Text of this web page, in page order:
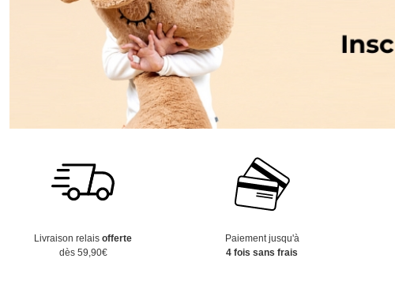
Livraison relaisofferte
dès 59,90€
Paiement jusqu'à
4 fois sans frais